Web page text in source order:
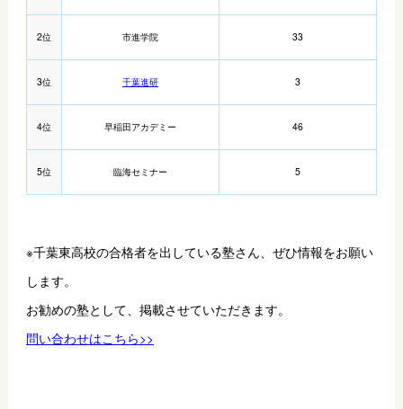
2位 市進学院 33
3位 千葉進研 3
4位 早稲田アカデミー 46
5位 臨海セミナー 5
※千葉東高校の合格者を出している塾さん、ぜひ情報をお願い
します。
お勧めの塾として、掲載させていただきます。
問い合わせはこちら>>